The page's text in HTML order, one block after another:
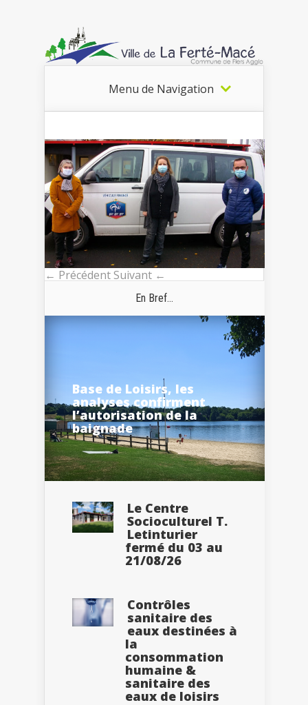
Menu de Navigation
← Précédent Suivant ←
En Bref...
Base de Loisirs, les
analyses confirment
l’autorisation de la
baignade
Le Centre
Socioculturel T.
Letinturier
fermé du 03 au
21/08/26
Contrôles
sanitaire des
eaux destinées à
la
consommation
humaine &
sanitaire des
eaux de loisirs